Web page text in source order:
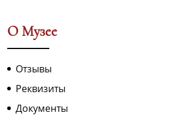
О Музее
Отзывы
Реквизиты
Документы